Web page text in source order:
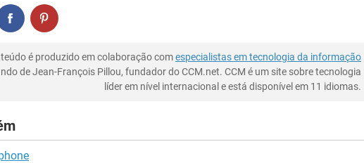
é produzido em colaboração comespecialistas em tecnologia da informação
de Jean-François Pillou, fundador do CCM.net. CCM é um site sobre tecnologia
líder em nível internacional e está disponível em 11 idiomas.